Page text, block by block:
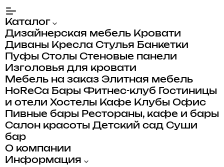
Каталог
Дизайнерская мебель Кровати
Диваны Кресла Стулья Банкетки
Пуфы Столы Стеновые панели
Изголовья для кровати
Мебель на заказ Элитная мебель
HoReCa Бары Фитнес-клуб
Гостиницы
и отели Хостелы Кафе Клубы Офис
Пивные бары Рестораны, кафе и бары
Салон красоты Детский сад Суши
бар
О компании
Информация